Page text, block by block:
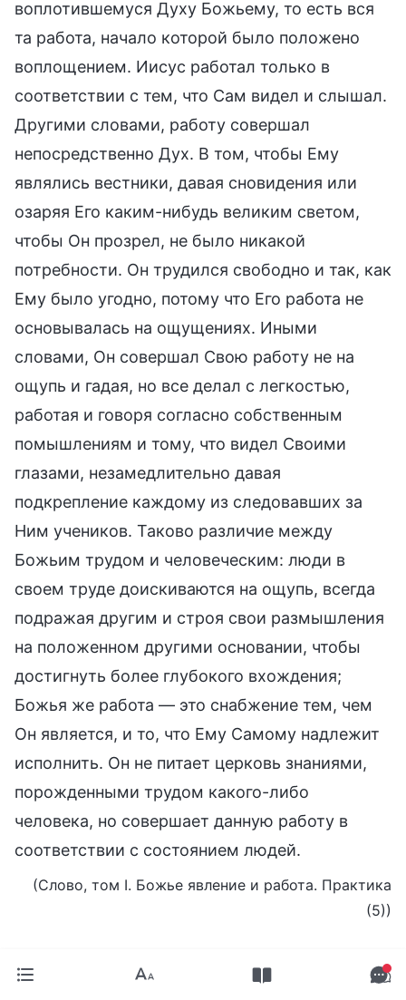
воплотившемуся Духу Божьему, то есть вся
та работа, начало которой было положено
воплощением. Иисус работал только в
соответствии с тем, что Сам видел и слышал.
Другими словами, работу совершал
непосредственно Дух. В том, чтобы Ему
являлись вестники, давая сновидения или
озаряя Его каким-нибудь великим светом,
чтобы Он прозрел, не было никакой
потребности. Он трудился свободно и так, как
Ему было угодно, потому что Его работа не
основывалась на ощущениях. Иными
словами, Он совершал Свою работу не на
ощупь и гадая, но все делал с легкостью,
работая и говоря согласно собственным
помышлениям и тому, что видел Своими
глазами, незамедлительно давая
подкрепление каждому из следовавших за
Ним учеников. Таково различие между
Божьим трудом и человеческим: люди в
своем труде доискиваются на ощупь, всегда
подражая другим и строя свои размышления
на положенном другими основании, чтобы
достигнуть более глубокого вхождения;
Божья же работа — это снабжение тем, чем
Он является, и то, что Ему Самому надлежит
исполнить. Он не питает церковь знаниями,
порожденными трудом какого-либо
человека, но совершает данную работу в
соответствии с состоянием людей.
(Слово, том I. Божье явление и работа. Практика
(5))
Когда Бог приходит на землю, Он выполняет